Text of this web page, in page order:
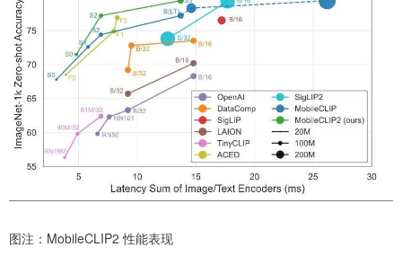
图注：MobileCLIP2 性能表现